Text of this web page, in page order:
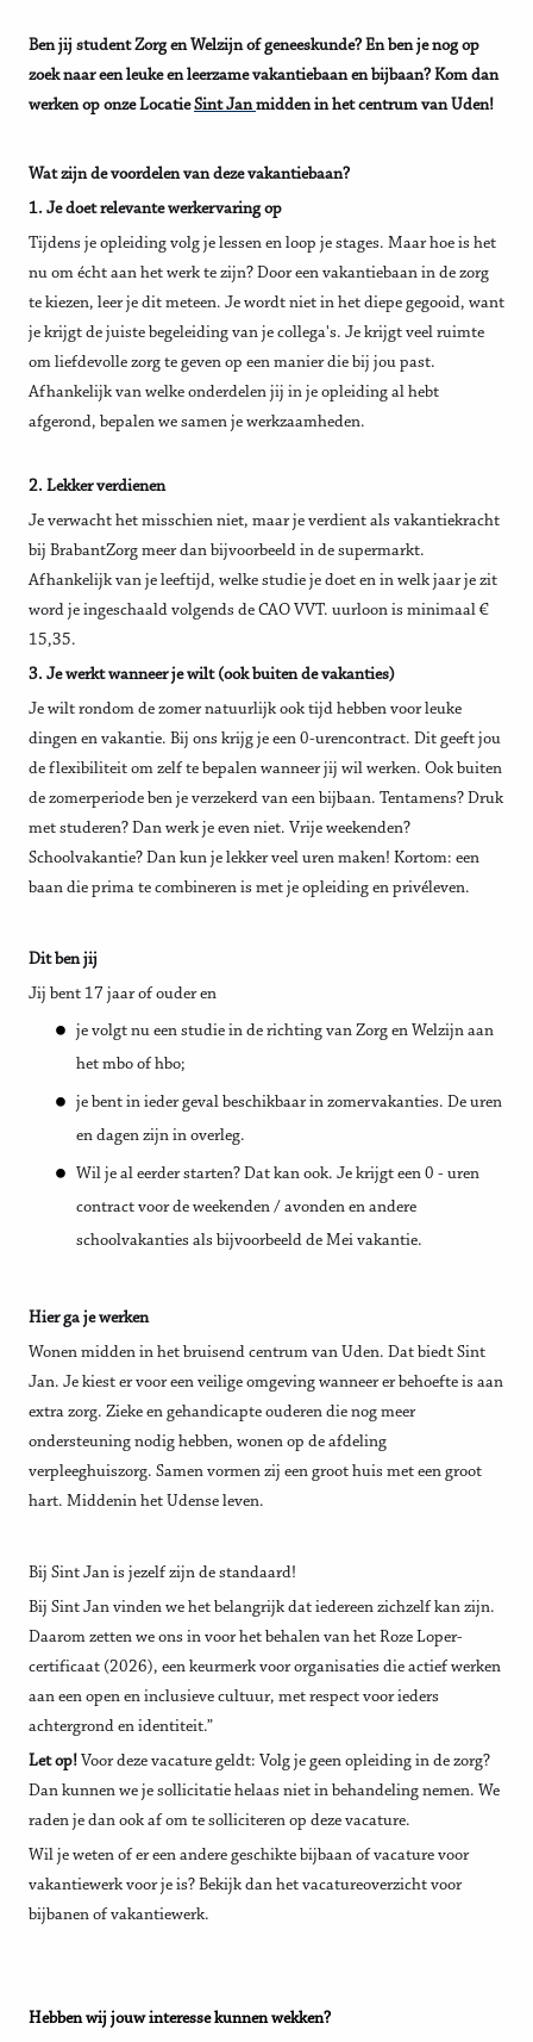
Ben jij student Zorg en Welzijn of geneeskunde? En ben je nog op
zoek naar een leuke en leerzame vakantiebaan en bijbaan? Kom dan
werken op onze LocatieSint Janmidden in het centrum van Uden!
Wat zijn de voordelen van deze vakantiebaan?
1. Je doet relevante werkervaring op
Tijdens je opleiding volg je lessen en loop je stages. Maar hoe is het
nu om écht aan het werk te zijn? Door een vakantiebaan in de zorg
te kiezen, leer je dit meteen. Je wordt niet in het diepe gegooid, want
je krijgt de juiste begeleiding van je collega's. Je krijgt veel ruimte
om liefdevolle zorg te geven op een manier die bij jou past.
Afhankelijk van welke onderdelen jij in je opleiding al hebt
afgerond, bepalen we samen je werkzaamheden.
2. Lekker verdienen
Je verwacht het misschien niet, maar je verdient als vakantiekracht
bij BrabantZorg meer dan bijvoorbeeld in de supermarkt.
Afhankelijk van je leeftijd, welke studie je doet en in welk jaar je zit
word je ingeschaald volgends de CAO VVT. uurloon is minimaal €
15,35.
3. Je werkt wanneer je wilt (ook buiten de vakanties)
Je wilt rondom de zomer natuurlijk ook tijd hebben voor leuke
dingen en vakantie. Bij ons krijg je een 0-urencontract. Dit geeft jou
de flexibiliteit om zelf te bepalen wanneer jij wil werken. Ook buiten
de zomerperiode ben je verzekerd van een bijbaan. Tentamens? Druk
met studeren? Dan werk je even niet. Vrije weekenden?
Schoolvakantie? Dan kun je lekker veel uren maken! Kortom: een
baan die prima te combineren is met je opleiding en privéleven.
Dit ben jij
Jij bent 17 jaar of ouder en
je volgt nu een studie in de richting van Zorg en Welzijn aan
het mbo of hbo;
je bent in ieder geval beschikbaar in zomervakanties. De uren
en dagen zijn in overleg.
Wil je al eerder starten? Dat kan ook. Je krijgt een 0 - uren
contract voor de weekenden / avonden en andere
schoolvakanties als bijvoorbeeld de Mei vakantie.
Hier ga je werken
Wonen midden in het bruisend centrum van Uden. Dat biedt Sint
Jan. Je kiest er voor een veilige omgeving wanneer er behoefte is aan
extra zorg. Zieke en gehandicapte ouderen die nog meer
ondersteuning nodig he​bben, wonen op de afdeling
verpleeghuiszorg. Samen vormen zij een groot huis met een groot
hart. Middenin het Udense leven.
Bij Sint Jan is jezelf zijn de standaard!
Bij Sint Jan vinden we het belangrijk dat iedereen zichzelf kan zijn.
Daarom zetten we ons in voor het behalen van het Roze Loper-
certificaat (2026), een keurmerk voor organisaties die actief werken
aan een open en inclusieve cultuur, met respect voor ieders
achtergrond en identiteit.”
Let op! Voor deze vacature geldt: Volg je geen opleiding in de zorg?
Dan kunnen we je sollicitatie helaas niet in behandeling nemen. We
raden je dan ook af om te solliciteren op deze vacature.
Wil je weten of er een andere geschikte bijbaan of vacature voor
vakantiewerk voor je is? Bekijk dan het vacatureoverzicht voor
bijbanen of vakantiewerk.
Hebben wij jouw interesse kunnen wekken?